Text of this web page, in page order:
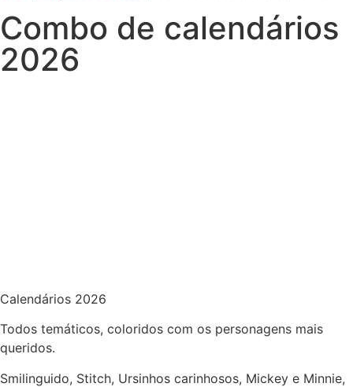
Combo de calendários
2026
Calendários 2026
Todos temáticos, coloridos com os personagens mais
queridos.
Smilinguido, Stitch, Ursinhos carinhosos, Mickey e Minnie,